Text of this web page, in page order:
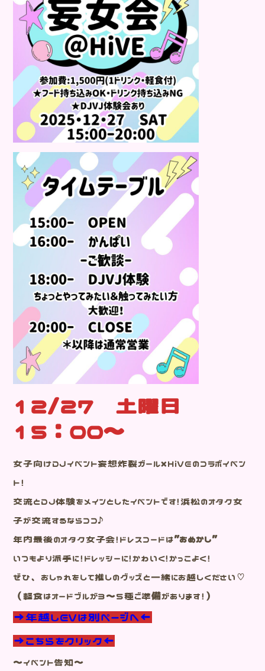
12/27 土曜日
15：00～
女子向けDJイベント妄想炸裂ガール×HiVEのコラボイベン
ト！
交流とDJ体験をメインとしたイベントです！浜松のオタク女
子が交流するならココ♪
年内最後のオタク女子会！ドレスコードは”おめかし”
いつもより派手に！ドレッシーに！かわいく！かっこよく！
ぜひ、おしゃれをして推しのグッズと一緒にお越しください♡
（軽食はオードブルが３～５種ご準備があります！）
→年越しEVは別ページへ←
→こちらをクリック←
～イベント告知～